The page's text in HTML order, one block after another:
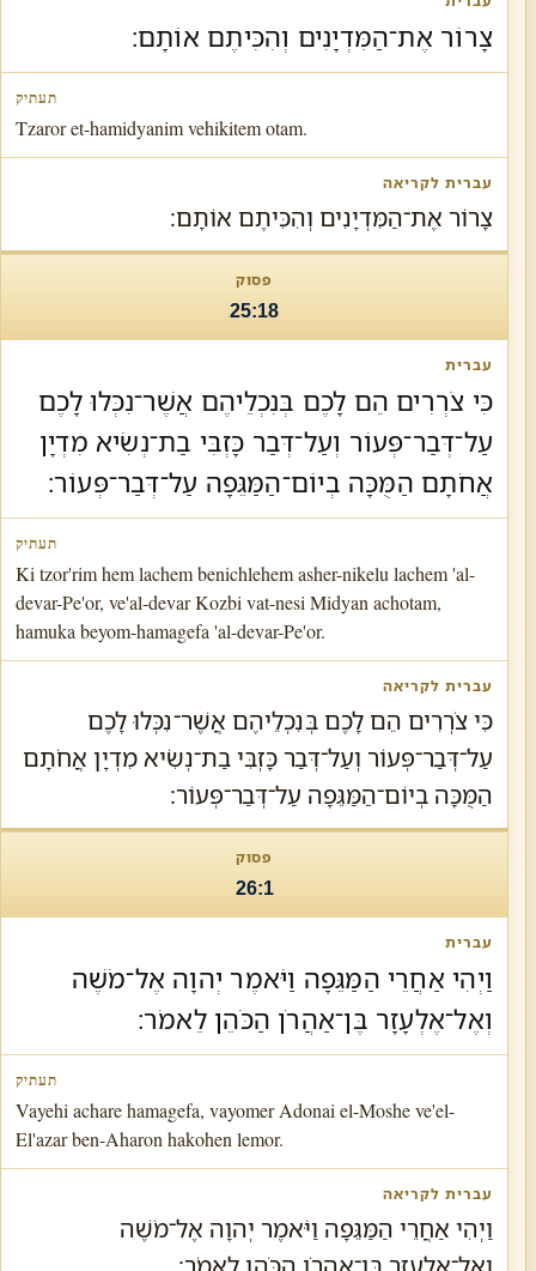
צָרוֹר אֶת־הַמִּדְיָנִים וְהִכִּיתֶם אוֹתָם׃
Tzaror et-hamidyanim vehikitem otam.
צָרוֹר אֶת־הַמִּדְיָנִים וְהִכִּיתֶם אוֹתָם׃
25:18
כִּי צֹרְרִים הֵם לָכֶם בְּנִכְלֵיהֶם אֲשֶׁר־נִכְּלוּ לָכֶם
עַל־דְּבַר־פְּעוֹר וְעַל־דְּבַר כָּזְבִּי בַת־נְשִׂיא מִדְיָן
אֲחֹתָם הַמֻּכָּה בְיוֹם־הַמַּגֵּפָה עַל־דְּבַר־פְּעוֹר׃
Ki tzor'rim hem lachem benichlehem asher-nikelu lachem 'al-
devar-Pe'or, ve'al-devar Kozbi vat-nesi Midyan achotam,
hamuka beyom-hamagefa 'al-devar-Pe'or.
כִּי צֹרְרִים הֵם לָכֶם בְּנִכְלֵיהֶם אֲשֶׁר־נִכְּלוּ לָכֶם
עַל־דְּבַר־פְּעוֹר וְעַל־דְּבַר כָּזְבִּי בַת־נְשִׂיא מִדְיָן אֲחֹתָם
הַמֻּכָּה בְיוֹם־הַמַּגֵּפָה עַל־דְּבַר־פְּעוֹר׃
26:1
וַיְהִי אַחֲרֵי הַמַּגֵּפָה וַיֹּאמֶר יְהוָה אֶל־מֹשֶׁה
וְאֶל־אֶלְעָזָר בֶּן־אַהֲרֹן הַכֹּהֵן לֵאמֹר׃
Vayehi achare hamagefa, vayomer Adonai el-Moshe ve'el-
El'azar ben-Aharon hakohen lemor.
וַיְהִי אַחֲרֵי הַמַּגֵּפָה וַיֹּאמֶר יְהוָה אֶל־מֹשֶׁה